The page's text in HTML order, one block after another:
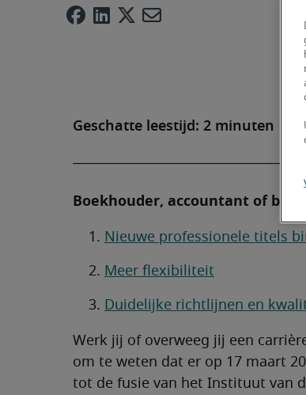
Geschatte leestijd: 2 minuten
Boekhouder, accountant of
Nieuwe professionele titels
Meer flexibiliteit
Duidelijke richtlijnen en
Werk jij of overweeg jij een
om te weten dat er op 17 maart
tot de fusie van het Instituut van